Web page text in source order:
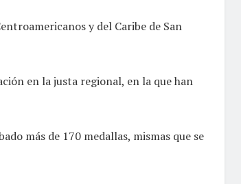
y del Caribe de San
en la justa regional, en la que han
más de 170 medallas, mismas que se